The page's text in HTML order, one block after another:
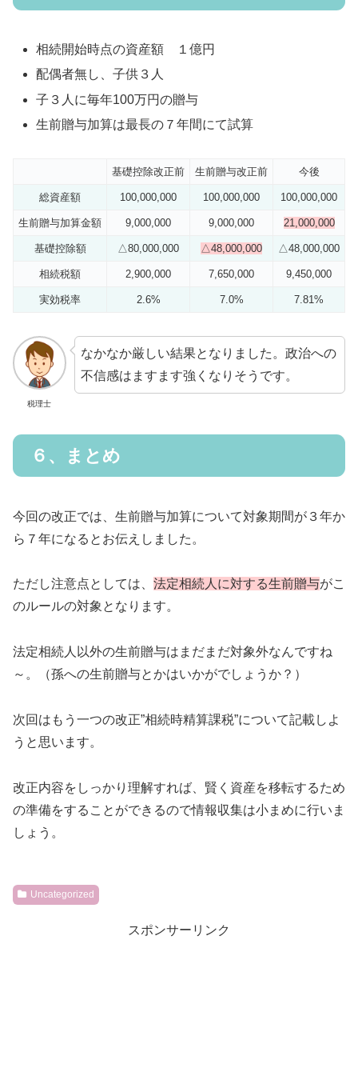
相続開始時点の資産額 １億円
配偶者無し、子供３人
子３人に毎年100万円の贈与
生前贈与加算は最長の７年間にて試算
基礎控除改正前 生前贈与改正前 今後
総資産額 100,000,000 100,000,000 100,000,000
生前贈与加算金額 9,000,000 9,000,000 21,000,000
基礎控除額 △80,000,000 △48,000,000 △48,000,000
相続税額 2,900,000 7,650,000 9,450,000
実効税率 2.6% 7.0% 7.81%
税理士
なかなか厳しい結果となりました。政治への
不信感はますます強くなりそうです。
６、まとめ
今回の改正では、生前贈与加算について対象期間が３年か
ら７年になるとお伝えしました。
ただし注意点としては、 法定相続人に対する生前贈与がこ
のルールの対象となります。
法定相続人以外の生前贈与はまだまだ対象外なんですね
～。（孫への生前贈与とかはいかがでしょうか？）
次回はもう一つの改正”相続時精算課税”について記載しよ
うと思います。
改正内容をしっかり理解すれば、賢く資産を移転するため
の準備をすることができるので情報収集は小まめに行いま
しょう。
Uncategorized
スポンサーリンク